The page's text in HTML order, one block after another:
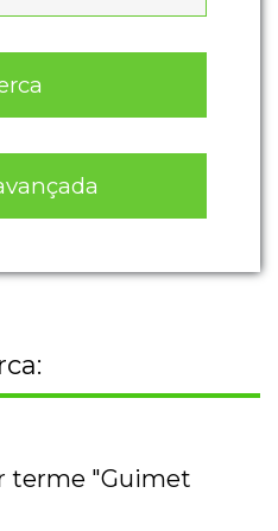
terme "Guimet